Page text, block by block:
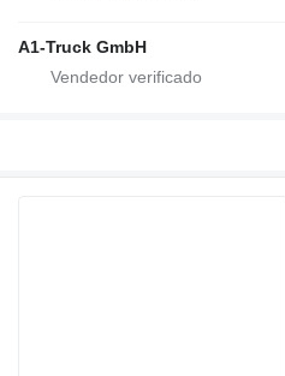
A1-Truck GmbH